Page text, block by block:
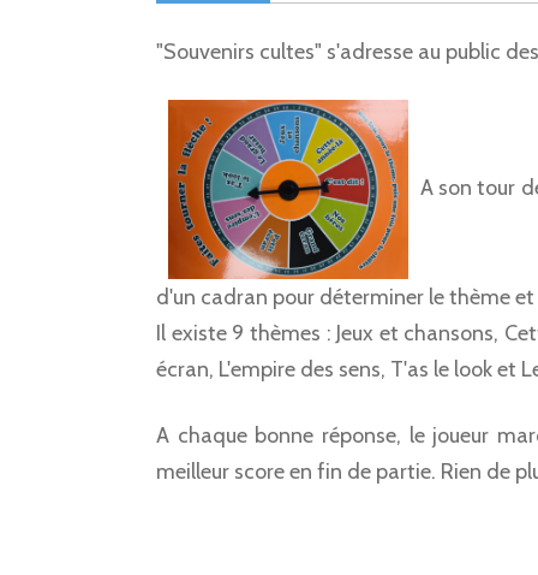
"Souvenirs cultes" s'adresse au public
A son tour
d'un cadran pour déterminer le thème
Il existe 9 thèmes : Jeux et chansons,
écran, L'empire des sens, T'as le look et
A chaque bonne réponse, le joueur
meilleur score en fin de partie. Rien de